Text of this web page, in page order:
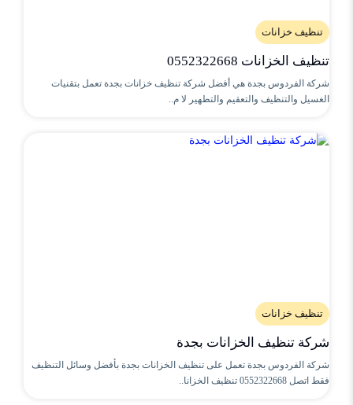
تنظيف خزانات
تنظيف الخزانات 0552322668
شركة الفردوس بجدة هي أفضل شركة تنظيف خزانات بجدة تعمل بتقنيات
الغسيل والتنظيف والتعقيم والتطهير لا م..
تنظيف خزانات
شركة تنظيف الخزانات بجدة
شركة الفردوس بجدة تعمل على تنظيف الخزانات بجدة بأفضل وسائل التنظيف
فقط اتصل 0552322668 تنظيف الخزانا..